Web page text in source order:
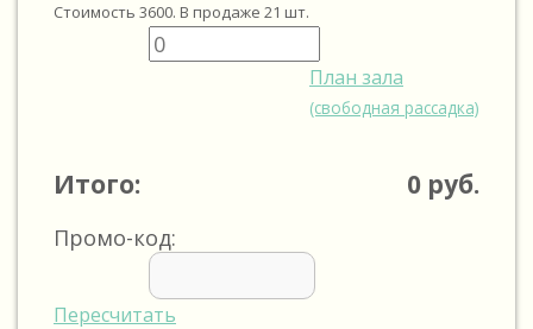
Стоимость 3600. В продаже 21 шт.
План зала
(свободная рассадка)
Итого: 0 руб.
Промо-код:
Пересчитать